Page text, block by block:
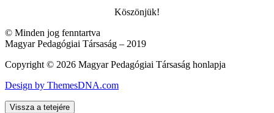
Köszönjük!
© Minden jog fenntartva
Magyar Pedagógiai Társaság – 2019
Copyright © 2026 Magyar Pedagógiai Társaság honlapja
Design by ThemesDNA.com
Vissza a tetejére